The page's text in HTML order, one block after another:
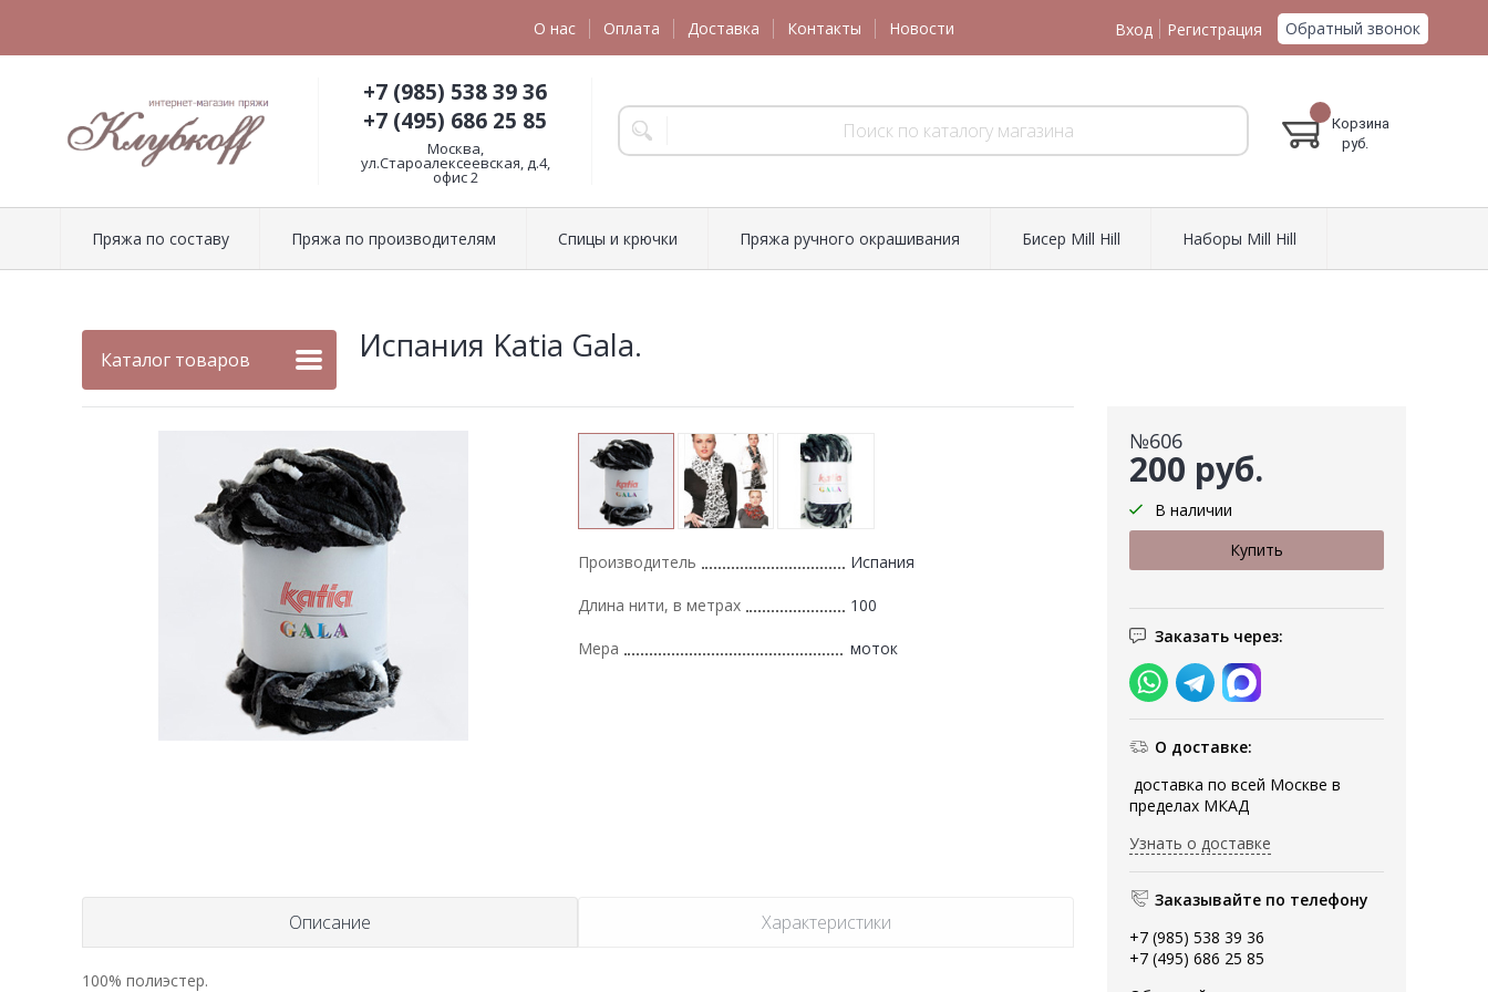
О нас Оплата Доставка Контакты Новости Вход Регистрация Обратный звонок
+7 (985) 538 39 36
+7 (495) 686 25 85
Москва,
ул.Староалексеевская, д.4,
офис 2
Корзина
руб.
Пряжа по составу Пряжа по производителям Спицы и крючки Пряжа ручного окрашивания Биcер Mill Hill Наборы Mill Hill
Каталог товаров Испания Katia Gala.
№606
200 руб.
В наличии
Заказать через:
О доставке:
доставка по всей Москве в
пределах МКАД
Узнать о доставке
Заказывайте по телефону
+7 (985) 538 39 36
+7 (495) 686 25 85
Производитель Испания
Длина нити, в метрах 100
Мера моток
Описание Характеристики
100% полиэстер.